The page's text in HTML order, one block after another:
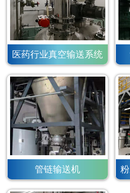
医药行业真空输送系统
管链输送机